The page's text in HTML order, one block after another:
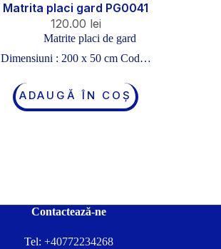
Matrita placi gard PG0041
120.00 lei
Matrite placi de gard
Dimensiuni : 200 x 50 cm Cod…
ADAUGĂ ÎN COȘ
Contactează-ne
Tel: +40772234268